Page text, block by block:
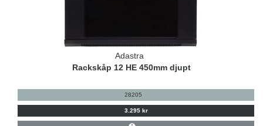
Adastra
Rackskåp 12 HE 450mm djupt
28205
3.295 kr